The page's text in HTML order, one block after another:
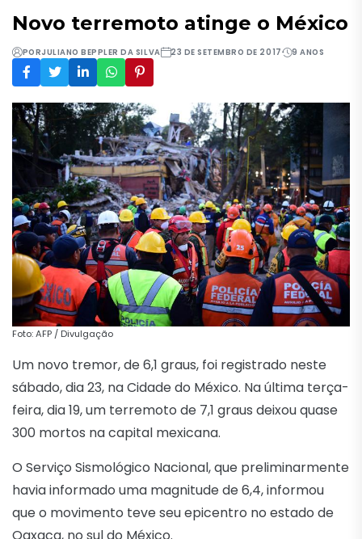
Novo terremoto atinge o México
PORJULIANO BEPPLER DA SILVA 23 DE SETEMBRO DE 2017 9 ANOS
Foto: AFP / Divulgação
Um novo tremor, de 6,1 graus, foi registrado neste
sábado, dia 23, na Cidade do México. Na última terça-
feira, dia 19, um terremoto de 7,1 graus deixou quase
300 mortos na capital mexicana.
O Serviço Sismológico Nacional, que preliminarmente
havia informado uma magnitude de 6,4, informou
que o movimento teve seu epicentro no estado de